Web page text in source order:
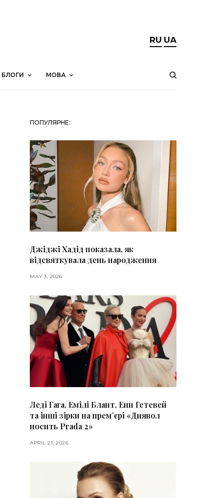
RU UA
БЛОГИ МОВА
ПОПУЛЯРНЕ:
Джіджі Хадід показала, як
відсвяткувала день народження
MAY 3, 2026
Леді Гага, Емілі Блант, Енн Гетевей
та інші зірки на премʼєрі «Диявол
носить Prada 2»
APRIL 21, 2026